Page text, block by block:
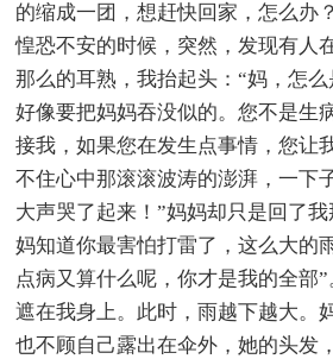
的缩成一团，想赶快回家，怎么办
惶恐不安的时候，突然，发现有人
那么的耳熟，我抬起头：“妈，怎
好像要把妈妈吞没似的。您不是生
接我，如果您在发生点事情，您让
不住心中那滚滚波涛的澎湃，一下
大声哭了起来！”妈妈却只是回了我
妈知道你最害怕打雷了，这么大的
点病又算什么呢，你才是我的全部”
遮在我身上。此时，雨越下越大。
也不顾自己露出在伞外，她的头发